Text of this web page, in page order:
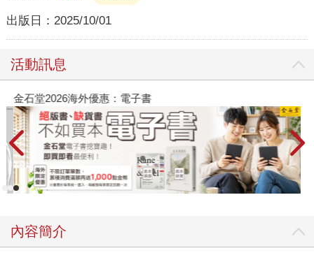
出版日： 2025/10/01
活動訊息
金石堂2026海外優惠：電子書
內容簡介